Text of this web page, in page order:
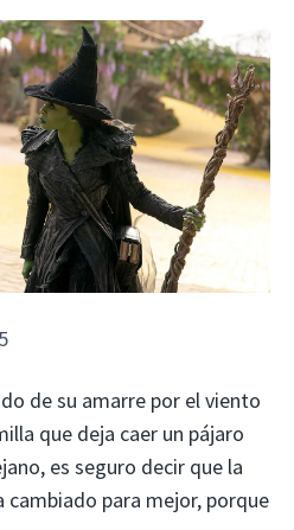
de su amarre por el viento
que deja caer un pájaro
es seguro decir que la
para mejor, porque